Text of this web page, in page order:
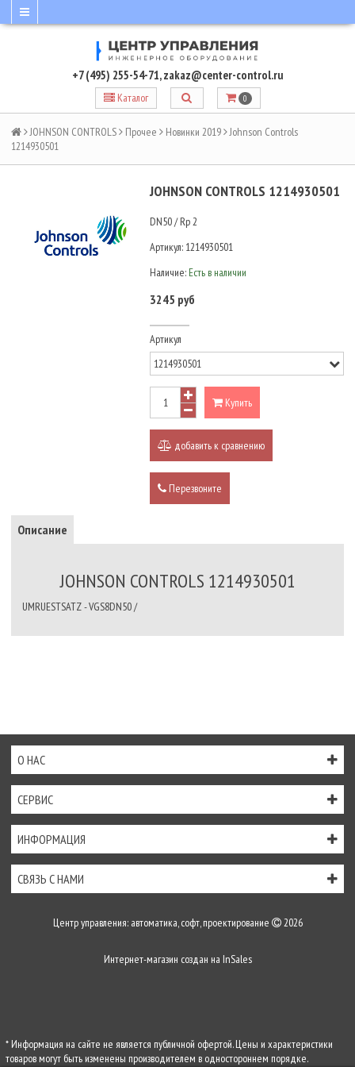
+7 (495) 255-54-71,zakaz@center-control.ru
Каталог 0
JOHNSON CONTROLS Прочее Новинки 2019
Johnson Controls
1214930501
JOHNSON CONTROLS 1214930501
DN50 / Rp 2
Артикул: 1214930501
Наличие: Есть в наличии
3245 руб
Артикул
Купить
добавить к сравнению
Перезвоните
Описание
JOHNSON CONTROLS 1214930501
UMRUESTSATZ - VGS8DN50 /
О НАС
СЕРВИС
ИНФОРМАЦИЯ
СВЯЗЬ С НАМИ
Центр управления: автоматика, софт, проектирование 2026
Интернет-магазин создан на InSales
* Информация на сайте не является публичной офертой. Цены и характеристики
товаров могут быть изменены производителем в одностороннем порядке.